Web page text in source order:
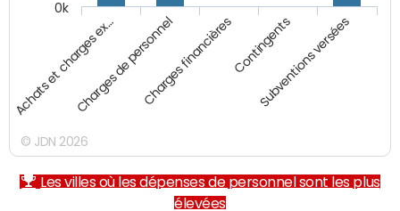
Achats et charges ex…Charges de personnelCharges financièresContingents
Subventions versées
0k
© JDN 2026
Les villes où les dépenses de personnel sont les plus
élevées